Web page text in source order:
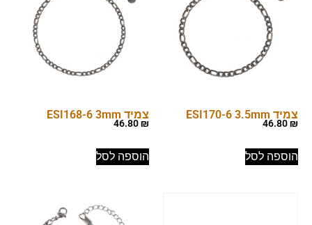
צמיד ESI170-6 3.5mm
46.80₪
הוספה לסל
צמיד ESI168-6 3mm
46.80₪
הוספה לסל